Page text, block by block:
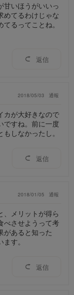
甘いほうがいいっ
めてるわけじゃな
るってことね。
返信
2018/05/03 通報
カが大好きなので
ですね。前に一度
しなかったし。
返信
2018/01/05 通報
、メリットが得ら
べさせようって考
があると知った
す。
返信